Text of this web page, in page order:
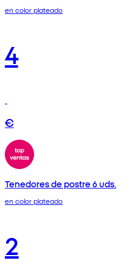
en color plateado
4
€
Tenedores de postre 6 uds.
en color plateado
2